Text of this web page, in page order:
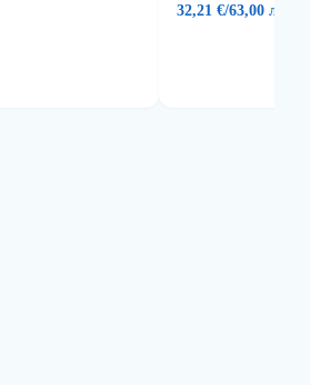
32,21 €/63,00 лв.